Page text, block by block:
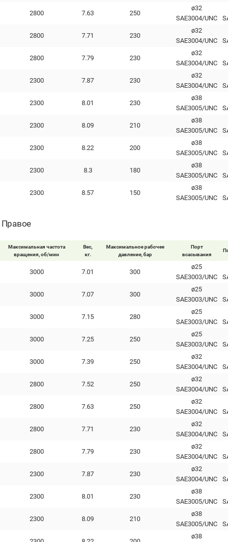
2800 7.63 250
ø32
SAE3004/UNC
2800 7.71 230
ø32
SAE3004/UNC
2800 7.79 230
ø32
SAE3004/UNC
2300 7.87 230
ø32
SAE3004/UNC
2300 8.01 230
ø38
SAE3005/UNC
2300 8.09 210
ø38
SAE3005/UNC
2300 8.22 200
ø38
SAE3005/UNC
2300 8.3 180
ø38
SAE3005/UNC
2300 8.57 150
ø38
SAE3005/UNC
Правое
Максимальная частота
вращения, об/мин
Вес,
кг.
Максимальное рабочее
давление, бар
Порт
всасывания
3000 7.01 300
ø25
SAE3003/UNC
3000 7.07 300
ø25
SAE3003/UNC
3000 7.15 280
ø25
SAE3003/UNC
3000 7.25 250
ø25
SAE3003/UNC
3000 7.39 250
ø32
SAE3004/UNC
2800 7.52 250
ø32
SAE3004/UNC
2800 7.63 250
ø32
SAE3004/UNC
2800 7.71 230
ø32
SAE3004/UNC
2800 7.79 230
ø32
SAE3004/UNC
2300 7.87 230
ø32
SAE3004/UNC
2300 8.01 230
ø38
SAE3005/UNC
2300 8.09 210
ø38
SAE3005/UNC
ø38